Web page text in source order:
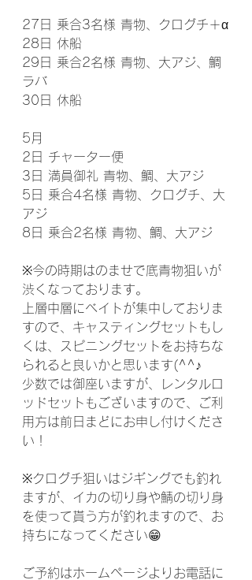
27日 乗合3名様 青物、クログチ＋‪α
28日 休船
29日 乗合2名様 青物、大アジ、鯛
ラバ
30日 休船
5月
2日 チャーター便
3日 満員御礼 青物、鯛、大アジ
5日 乗合4名様 青物、クログチ、大
アジ
8日 乗合2名様 青物、鯛、大アジ
※今の時期はのませで底青物狙いが
渋くなっております。
上層中層にベイトが集中しておりま
すので、キャスティングセットもし
くは、スピニングセットをお持ちな
られると良いかと思います(^^♪
少数では御座いますが、レンタルロ
ッドセットもございますので、ご利
用方は前日まどにお申し付けくださ
い！
※クログチ狙いはジギングでも釣れ
ますが、イカの切り身や鯖の切り身
を使って貰う方が釣れますので、お
持ちになってください😁
ご予約はホームページよりお電話に